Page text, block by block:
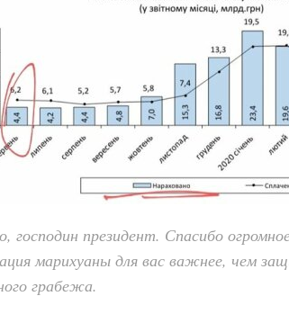
господин президент. Спасибо
марихуаны для вас важнее, чем
грабежа.